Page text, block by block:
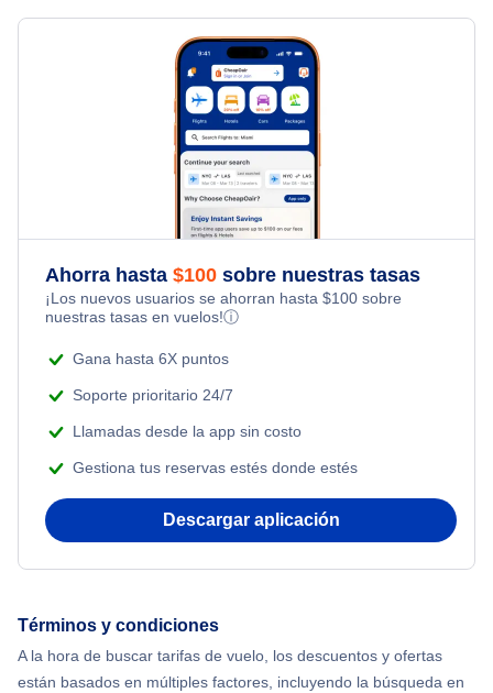
Ahorra hasta $100 sobre nuestras tasas
¡Los nuevos usuarios se ahorran hasta $100 sobre
nuestras tasas en vuelos!ⓘ
Gana hasta 6X puntos
Soporte prioritario 24/7
Llamadas desde la app sin costo
Gestiona tus reservas estés donde estés
Descargar aplicación
Términos y condiciones
A la hora de buscar tarifas de vuelo, los descuentos y ofertas
están basados en múltiples factores, incluyendo la búsqueda en